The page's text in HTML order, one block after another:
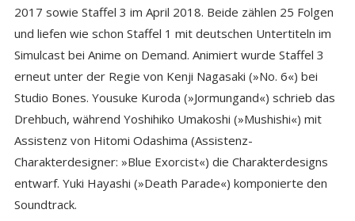
2017 sowie Staffel 3 im April 2018. Beide zählen 25 Folgen
und liefen wie schon Staffel 1 mit deutschen Untertiteln im
Simulcast bei Anime on Demand. Animiert wurde Staffel 3
erneut unter der Regie von Kenji Nagasaki (»No. 6«) bei
Studio Bones. Yousuke Kuroda (»Jormungand«) schrieb das
Drehbuch, während Yoshihiko Umakoshi (»Mushishi«) mit
Assistenz von Hitomi Odashima (Assistenz-
Charakterdesigner: »Blue Exorcist«) die Charakterdesigns
entwarf. Yuki Hayashi (»Death Parade«) komponierte den
Soundtrack.